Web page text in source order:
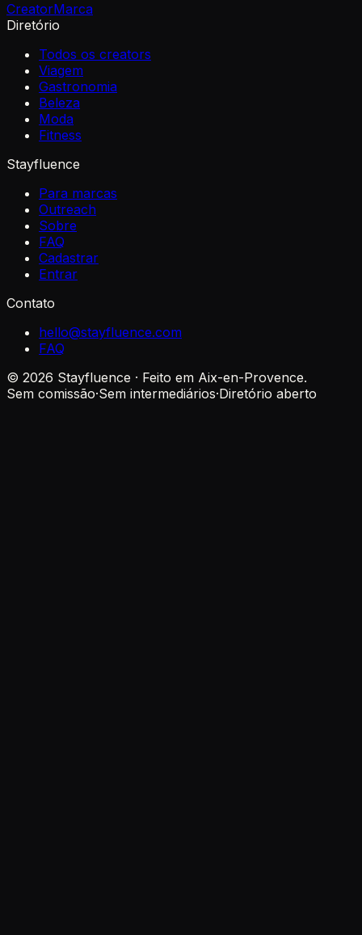
CreatorMarca
Diretório
Todos os creators
Viagem
Gastronomia
Beleza
Moda
Fitness
Stayfluence
Para marcas
Outreach
Sobre
FAQ
Cadastrar
Entrar
Contato
hello@stayfluence.com
FAQ
© 2026 Stayfluence · Feito em Aix-en-Provence.
Sem comissão·Sem intermediários·Diretório aberto